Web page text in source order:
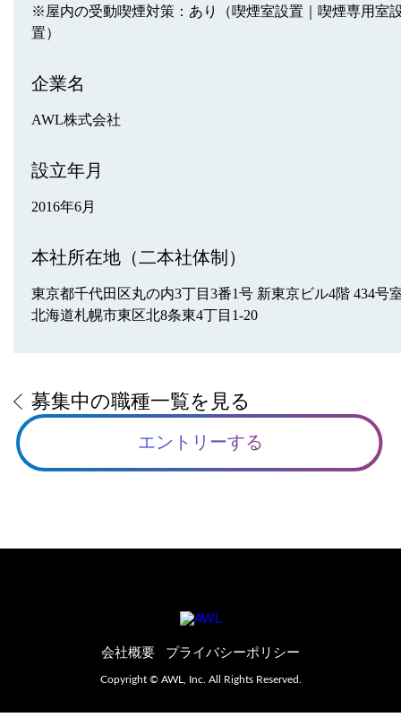
※屋内の受動喫煙対策：あり（喫煙室設置｜喫煙専用室
置）
企業名
AWL株式会社
設立年月
2016年6月
本社所在地（二本社体制）
東京都千代田区丸の内3丁目3番1号 新東京ビル4階 434号
北海道札幌市東区北8条東4丁目1-20
募集中の職種一覧を見る
エントリーする
会社概要 プライバシーポリシー
Copyright © AWL, Inc. All Rights Reserved.